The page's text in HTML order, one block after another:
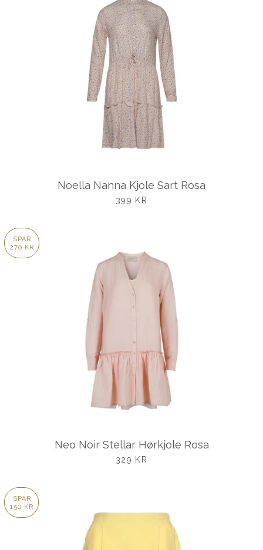
Noella Nanna Kjole Sart Rosa
UDSALGSPRIS
399 KR
SPAR
270 KR
Neo Noir Stellar Hørkjole Rosa
UDSALGSPRIS
329 KR
SPAR
150 KR